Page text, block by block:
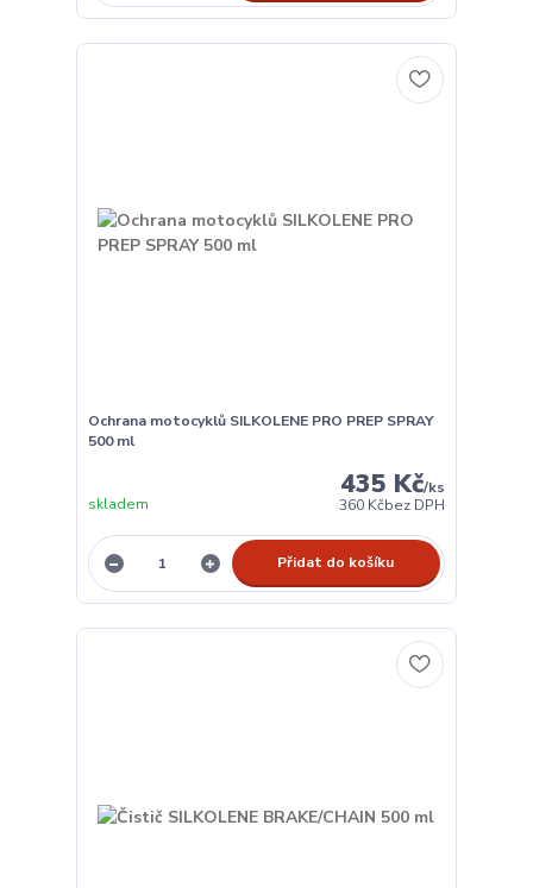
Ochrana motocyklů SILKOLENE PRO PREP SPRAY
500 ml
435 Kč/ks
360 Kčbez DPH
skladem
Přidat do košíku